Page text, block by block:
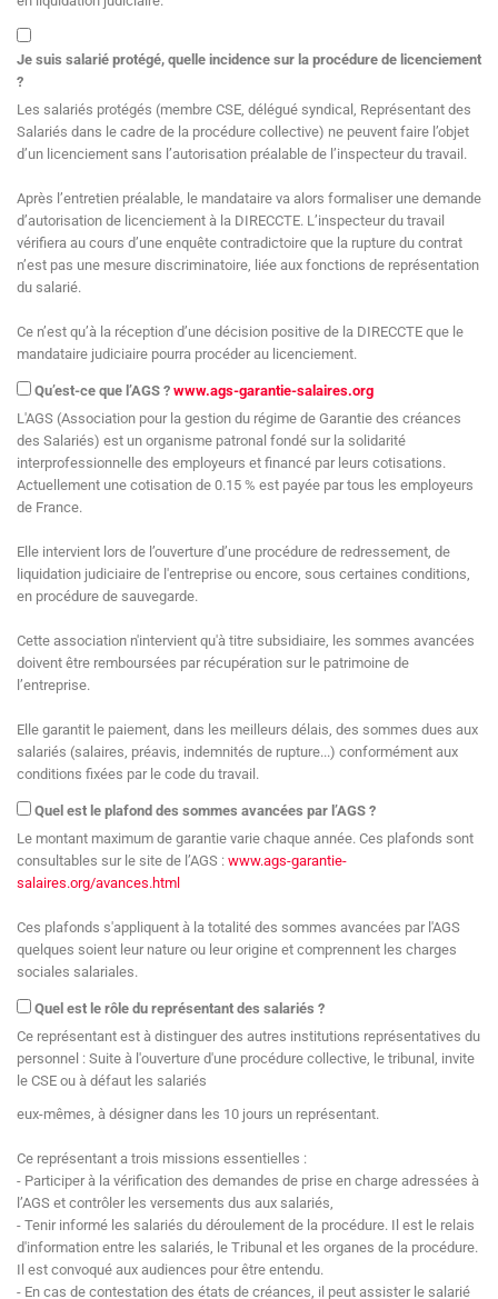
Je suis salarié protégé, quelle incidence sur la procédure de licenciement
?
Les salariés protégés (membre CSE, délégué syndical, Représentant des
Salariés dans le cadre de la procédure collective) ne peuvent faire l’objet
d’un licenciement sans l’autorisation préalable de l’inspecteur du travail.
Après l’entretien préalable, le mandataire va alors formaliser une demande
d’autorisation de licenciement à la DIRECCTE. L’inspecteur du travail
vérifiera au cours d’une enquête contradictoire que la rupture du contrat
n’est pas une mesure discriminatoire, liée aux fonctions de représentation
du salarié.
Ce n’est qu’à la réception d’une décision positive de la DIRECCTE que le
mandataire judiciaire pourra procéder au licenciement.
Qu’est-ce que l’AGS ? www.ags-garantie-salaires.org
L'AGS (Association pour la gestion du régime de Garantie des créances
des Salariés) est un organisme patronal fondé sur la solidarité
interprofessionnelle des employeurs et financé par leurs cotisations.
Actuellement une cotisation de 0.15 % est payée par tous les employeurs
de France.
Elle intervient lors de l’ouverture d’une procédure de redressement, de
liquidation judiciaire de l'entreprise ou encore, sous certaines conditions,
en procédure de sauvegarde.
Cette association n'intervient qu'à titre subsidiaire, les sommes avancées
doivent être remboursées par récupération sur le patrimoine de
l’entreprise.
Elle garantit le paiement, dans les meilleurs délais, des sommes dues aux
salariés (salaires, préavis, indemnités de rupture...) conformément aux
conditions fixées par le code du travail.
Quel est le plafond des sommes avancées par l’AGS ?
Le montant maximum de garantie varie chaque année. Ces plafonds sont
consultables sur le site de l’AGS : www.ags-garantie-
salaires.org/avances.html
Ces plafonds s'appliquent à la totalité des sommes avancées par l'AGS
quelques soient leur nature ou leur origine et comprennent les charges
sociales salariales.
Quel est le rôle du représentant des salariés ?
Ce représentant est à distinguer des autres institutions représentatives du
personnel : Suite à l'ouverture d'une procédure collective, le tribunal, invite
le CSE ou à défaut les salariés
eux-mêmes, à désigner dans les 10 jours un représentant.
Ce représentant a trois missions essentielles :
- Participer à la vérification des demandes de prise en charge adressées à
l’AGS et contrôler les versements dus aux salariés,
- Tenir informé les salariés du déroulement de la procédure. Il est le relais
d'information entre les salariés, le Tribunal et les organes de la procédure.
Il est convoqué aux audiences pour être entendu.
- En cas de contestation des états de créances, il peut assister le salarié